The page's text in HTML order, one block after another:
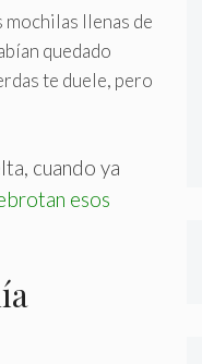
mochilas llenas de
quedado
te duele, pero
cuando ya
esos